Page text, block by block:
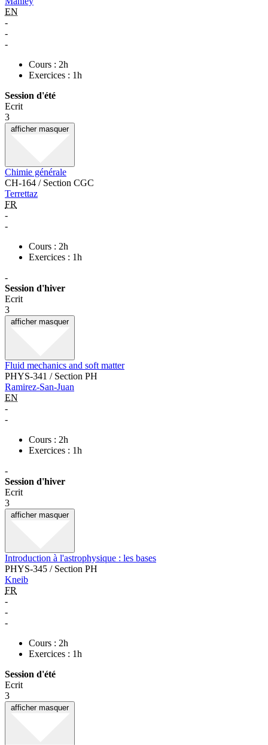
EN
-
-
-
Cours : 2h
Exercices : 1h
Session d'été
Ecrit
3
afficher masquer
Chimie générale
CH-164 / Section CGC
Terrettaz
FR
-
-
Cours : 2h
Exercices : 1h
-
Session d'hiver
Ecrit
3
afficher masquer
Fluid mechanics and soft matter
PHYS-341 / Section PH
Ramirez-San-Juan
EN
-
-
Cours : 2h
Exercices : 1h
-
Session d'hiver
Ecrit
3
afficher masquer
Introduction à l'astrophysique : les bases
PHYS-345 / Section PH
Kneib
FR
-
-
-
Cours : 2h
Exercices : 1h
Session d'été
Ecrit
3
afficher masquer